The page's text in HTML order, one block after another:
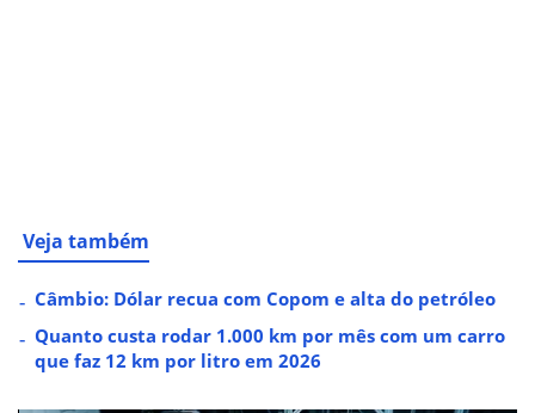
Veja também
Câmbio: Dólar recua com Copom e alta do petróleo
Quanto custa rodar 1.000 km por mês com um carro
que faz 12 km por litro em 2026